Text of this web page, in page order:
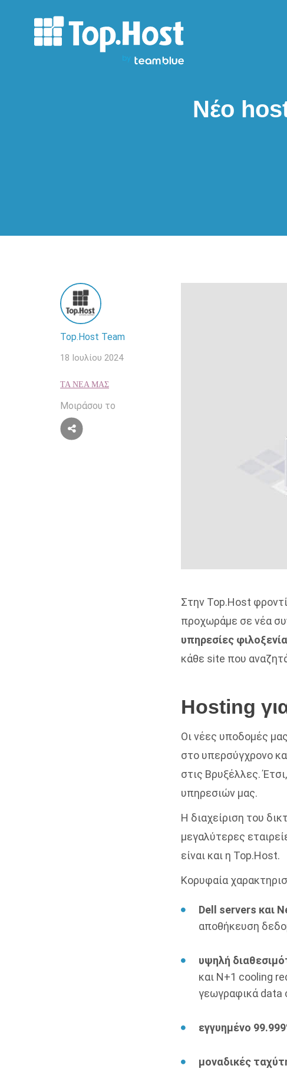
Νέο
Top.Host Team
18 Ιουλίου 2024
ΤΑ ΝΈΑ ΜΑΣ
Μοιράσου το
Στην Top.Host
προχωράμε σε νέα
υπηρεσίες
κάθε site που
Hosting
Οι νέες υποδομές
στο υπερσύγχρονο
στις Βρυξέλλες.
υπηρεσιών μας.
Η διαχείριση του
μεγαλύτερες
είναι και η Top.Host.
Κορυφαία
Dell servers και
αποθήκευση
υψηλή
και N+1 cooling
γεωγραφικά data
εγγυημένο
μοναδικές